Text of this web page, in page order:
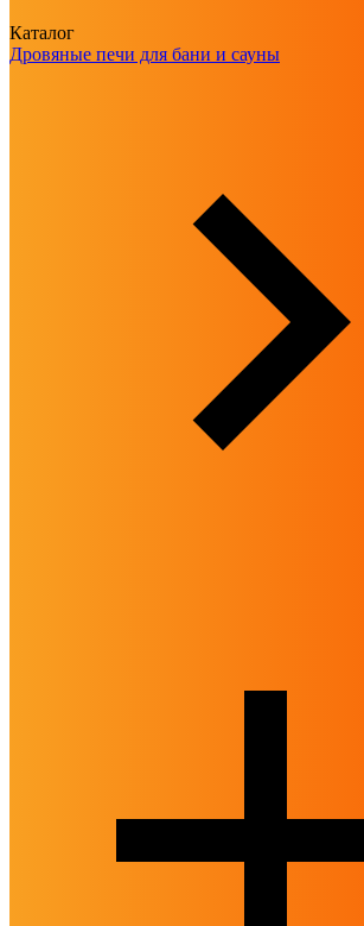
Каталог
Дровяные печи для бани и сауны